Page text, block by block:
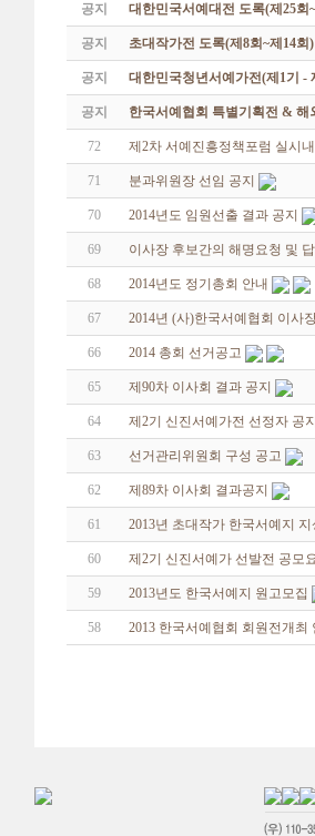
공지 대한민국서예대전 도록(제25회
공지 초대작가전 도록(제8회~제14회)
공지 대한민국청년서예가전(제1기 -
공지 한국서예협회 특별기획전 & 해
72 제2차 서예진흥정책포럼 실시
71 분과위원장 선임 공지
70 2014년도 임원선출 결과 공지
69 이사장 후보간의 해명요청 및
68 2014년도 정기총회 안내
67 2014년 (사)한국서예협회 이사
66 2014 총회 선거공고
65 제90차 이사회 결과 공지
64 제2기 신진서예가전 선정자 공지
63 선거관리위원회 구성 공고
62 제89차 이사회 결과공지
61 2013년 초대작가 한국서예지
60 제2기 신진서예가 선발전 공모
59 2013년도 한국서예지 원고모집
58 2013 한국서예협회 회원전개최